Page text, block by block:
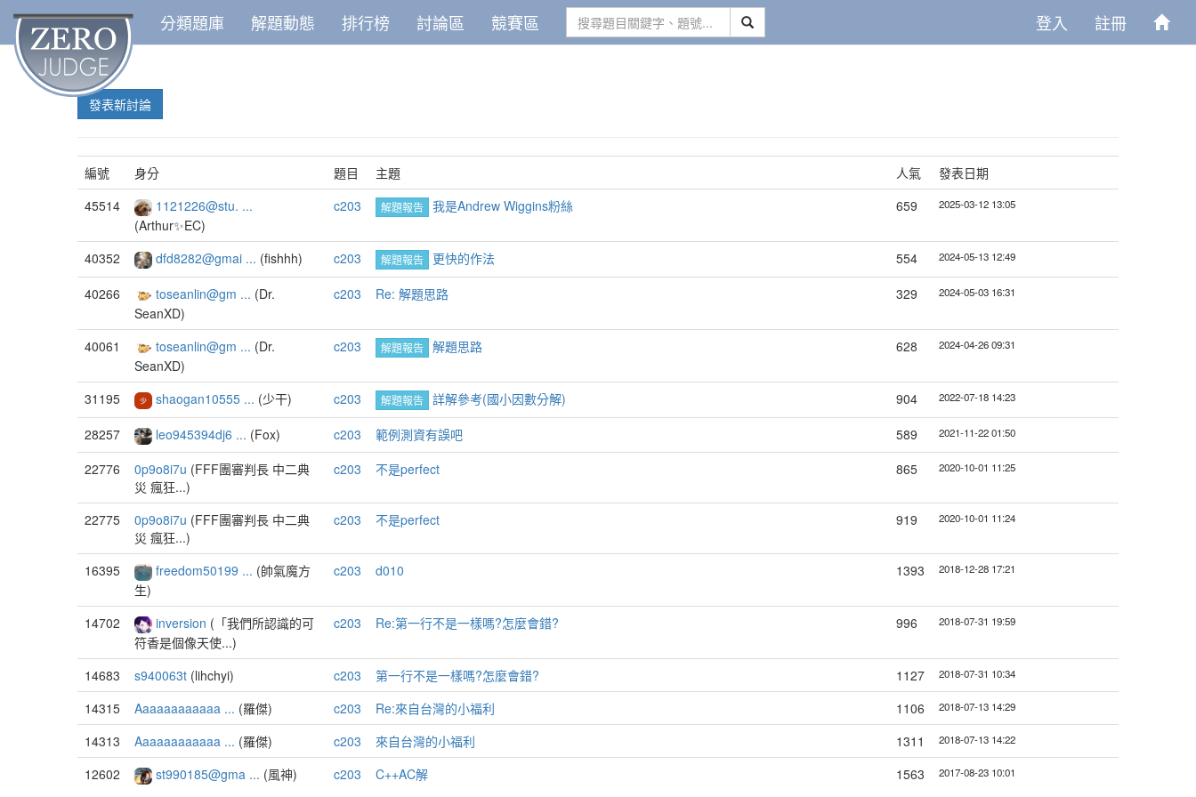
分類題庫 解題動態 排行榜 討論區 競賽區 登入 註冊
發表新討論
編號 身分 題目 主題 人氣
發表日期
45514
1121226@stu. ...
(Arthur✨EC)
c203 解題報告 我是Andrew Wiggins粉絲 659 2025-03-12 13:05
40352 dfd8282@gmai ... (fishhh) c203 解題報告 更快的作法 554 2024-05-13 12:49
40266 toseanlin@gm ... (Dr.
SeanXD)
c203 Re: 解題思路 329 2024-05-03 16:31
40061 toseanlin@gm ... (Dr.
SeanXD)
c203 解題報告 解題思路 628 2024-04-26 09:31
31195 shaogan10555 ... (少干) c203 解題報告 詳解參考(國小因數分解) 904 2022-07-18 14:23
28257 leo945394dj6 ... (Fox) c203 範例測資有誤吧 589 2021-11-22 01:50
22776 0p9o8i7u (FFF團審判長 中二典
災 瘋狂...)
c203 不是perfect 865 2020-10-01 11:25
22775 0p9o8i7u (FFF團審判長 中二典
災 瘋狂...)
c203 不是perfect 919 2020-10-01 11:24
16395 freedom50199 ... (帥氣魔方
生)
c203 d010 1393 2018-12-28 17:21
14702 inversion (「我們所認識的可
符香是個像天使...)
c203 Re:第一行不是一樣嗎?怎麼會錯? 996 2018-07-31 19:59
14683 s940063t (lihchyi) c203 第一行不是一樣嗎?怎麼會錯? 1127 2018-07-31 10:34
14315 Aaaaaaaaaaaa ... (羅傑) c203 Re:來自台灣的小福利 1106 2018-07-13 14:29
14313 Aaaaaaaaaaaa ... (羅傑) c203 來自台灣的小福利 1311 2018-07-13 14:22
12602 st990185@gma ... (風神) c203 C++AC解 1563 2017-08-23 10:01